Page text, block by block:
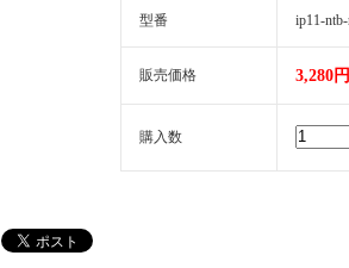
型番 ip11-
販売価格 3,280
購入数